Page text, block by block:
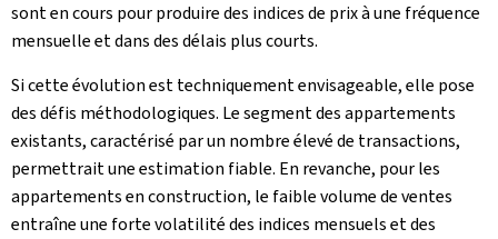
sont en cours pour produire des indices de prix à une fréquence
mensuelle et dans des délais plus courts.
Si cette évolution est techniquement envisageable, elle pose
des défis méthodologiques. Le segment des appartements
existants, caractérisé par un nombre élevé de transactions,
permettrait une estimation fiable. En revanche, pour les
appartements en construction, le faible volume de ventes
entraîne une forte volatilité des indices mensuels et des